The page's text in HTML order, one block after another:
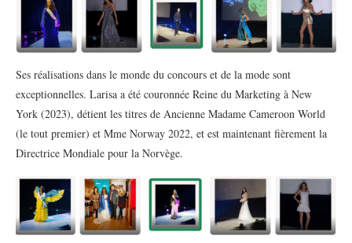
Ses réalisations dans le monde du concours et de la mode sont
exceptionnelles. Larisa a été couronnée Reine du Marketing à New
York (2023), détient les titres de Ancienne Madame Cameroon World
(le tout premier) et Mme Norway 2022, et est maintenant fièrement la
Directrice Mondiale pour la Norvège.